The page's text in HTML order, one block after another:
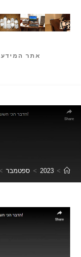
אתר המידע על
2023
> ספטמבר >
28
>